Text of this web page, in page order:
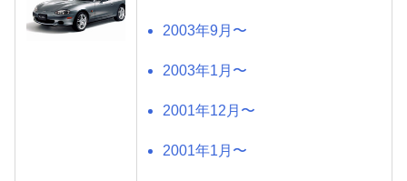
2003年9月〜
2003年1月〜
2001年12月〜
2001年1月〜